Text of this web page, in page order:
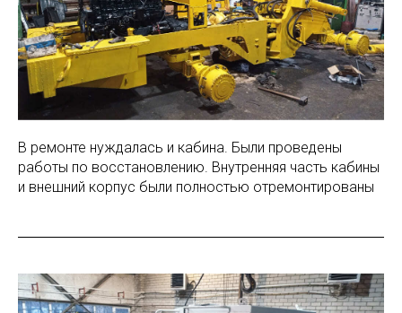
В ремонте нуждалась и кабина. Были проведены
работы по восстановлению. Внутренняя часть кабины
и внешний корпус были полностью отремонтированы